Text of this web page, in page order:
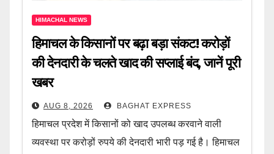
HIMACHAL NEWS
हिमाचल के किसानों पर बढ़ा बड़ा संकट! करोड़ों
की देनदारी के चलते खाद की सप्लाई बंद, जानें पूरी
खबर
AUG 8, 2026 BAGHAT EXPRESS
हिमाचल प्रदेश में किसानों को खाद उपलब्ध करवाने वाली
व्यवस्था पर करोड़ों रुपये की देनदारी भारी पड़ गई है। हिमाचल